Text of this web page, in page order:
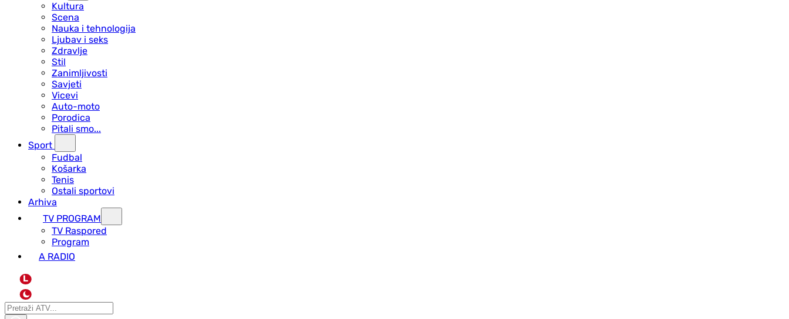
Kultura
Scena
Nauka i tehnologija
Ljubav i seks
Zdravlje
Stil
Zanimljivosti
Savjeti
Vicevi
Auto-moto
Porodica
Pitali smo...
Sport
Fudbal
Košarka
Tenis
Ostali sportovi
Arhiva
TV PROGRAM
ТV Raspored
Program
A RADIO
L